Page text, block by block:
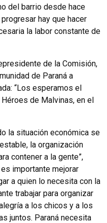
del barrio desde hace
hay que hacer
la labor constante de
de la Comisión,
de Paraná a
“Los esperamos el
de Malvinas, en el
la situación económica se
la organización
contener a la gente”,
importante mejorar
a quien lo necesita con la
trabajar para organizar
a los chicos y a los
juntos. Paraná necesita